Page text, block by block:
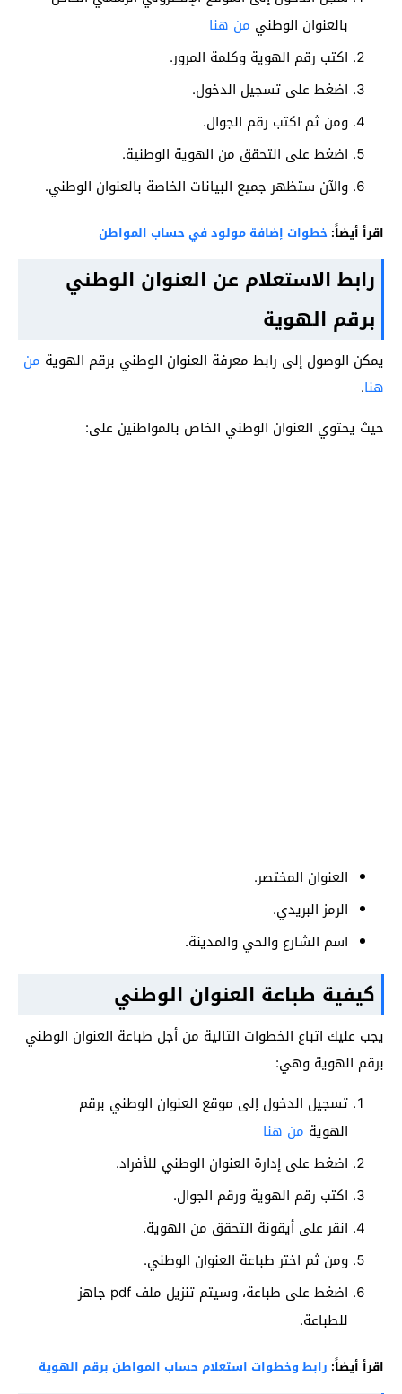
بالعنوان الوطني من هنا
اكتب رقم الهوية وكلمة المرور.
اضغط على تسجيل الدخول.
ومن ثم اكتب رقم الجوال.
اضغط على التحقق من الهوية الوطنية.
والآن ستظهر جميع البيانات الخاصة بالعنوان الوطني.
اقرأ أيضاً: خطوات إضافة مولود في حساب المواطن
رابط الاستعلام عن العنوان الوطني
برقم الهوية
يمكن الوصول إلى رابط معرفة العنوان الوطني برقم الهوية من
هنا.
حيث يحتوي العنوان الوطني الخاص بالمواطنين على:
العنوان المختصر.
الرمز البريدي.
اسم الشارع والحي والمدينة.
كيفية طباعة العنوان الوطني
يجب عليك اتباع الخطوات التالية من أجل طباعة العنوان الوطني
برقم الهوية وهي:
تسجيل الدخول إلى موقع العنوان الوطني برقم
الهوية من هنا
اضغط على إدارة العنوان الوطني للأفراد.
اكتب رقم الهوية ورقم الجوال.
انقر على أيقونة التحقق من الهوية.
ومن ثم اختر طباعة العنوان الوطني.
اضغط على طباعة، وسيتم تنزيل ملف pdf جاهز
للطباعة.
اقرأ أيضاً: رابط وخطوات استعلام حساب المواطن برقم الهوية